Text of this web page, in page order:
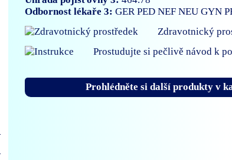
Odbornost lékaře 3: GERPED NEF NEU GYN
Zdravotnický
Prostudujte si pečlivě návod k
Prohlédněte si další produkty v